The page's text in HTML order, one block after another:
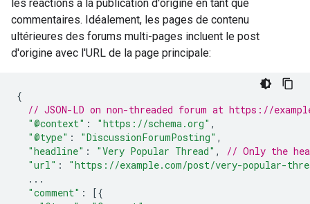
les réactions à la publication d'origine en tant que
commentaires. Idéalement, les pages de contenu
ultérieures des forums multi-pages incluent le post
d'origine avec l'URL de la page principale:
{
// JSON-LD on non-threaded forum at https://
"@context" : "https://schema.org" ,
"@type" : "DiscussionForumPosting" ,
"headline" : "Very Popular Thread" ,
// Only the
"url" :
"https://example.com/post/very-popular-
...
"comment" :
[{